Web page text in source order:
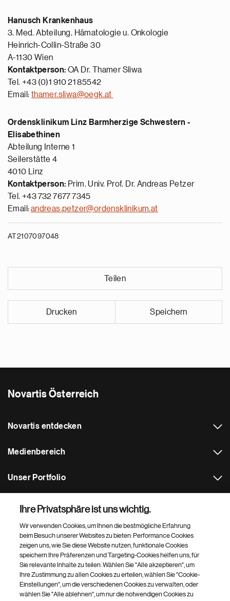
Hanusch Krankenhaus
3. Med. Abteilung, Hämatologie u. Onkologie
Heinrich-Collin-Straße 30
A-1130 Wien
Kontaktperson: OA Dr. Thamer Sliwa
Tel. +43 (0)1 910 21 85542
Email: thamer.sliwa@oegk.at
Ordensklinikum Linz Barmherzige Schwestern -
Elisabethinen
Abteilung Interne 1
Seilerstätte 4
4010 Linz
Kontaktperson: Prim. Univ. Prof. Dr. Andreas Petzer
Tel. +43 732 7677 7345
Email:andreas.petzer@ordensklinikum.at
AT2107097048
Teilen
Drucken Speichern
Novartis Österreich
Novartis entdecken
Medienbereich
Unser Portfolio
Weitere Novartis Websites
Footer Site Search
Ihre Privatsphäre ist uns wichtig.
Wir verwenden Cookies, um Ihnen die bestmögliche Erfahrung
beim Besuch unserer Websites zu bieten: Performance Cookies
zeigen uns, wie Sie diese Website nutzen, funktionale Cookies
speichern Ihre Präferenzen und Targeting-Cookies helfen uns, für
Sie relevante Inhalte zu teilen. Wählen Sie "Alle akzeptieren", um
Ihre Zustimmung zu allen Cookies zu erteilen, wählen Sie "Cookie-
Einstellungen", um die verschiedenen Cookies zu verwalten, oder
wählen Sie "Alle ablehnen", um nur die notwendigen Cookies zu